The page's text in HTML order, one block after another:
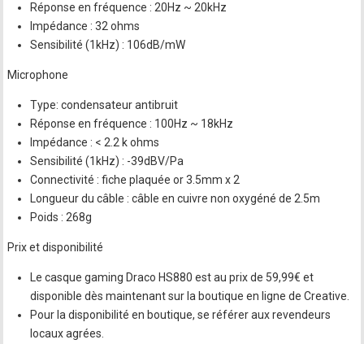
Réponse en fréquence : 20Hz ~ 20kHz
Impédance : 32 ohms
Sensibilité (1kHz) : 106dB/mW
Microphone
Type: condensateur antibruit
Réponse en fréquence : 100Hz ~ 18kHz
Impédance : < 2.2 k ohms
Sensibilité (1kHz) : -39dBV/Pa
Connectivité : fiche plaquée or 3.5mm x 2
Longueur du câble : câble en cuivre non oxygéné de 2.5m
Poids : 268g
Prix et disponibilité
Le casque gaming Draco HS880 est au prix de 59,99€ et
disponible dès maintenant sur la boutique en ligne de Creative.
Pour la disponibilité en boutique, se référer aux revendeurs
locaux agrées.